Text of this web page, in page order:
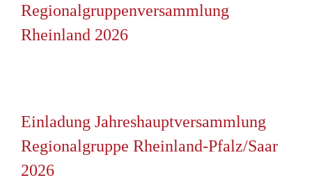
Regionalgruppenversammlung
Rheinland 2026
Einladung Jahreshauptversammlung
Regionalgruppe Rheinland-Pfalz/Saar
2026